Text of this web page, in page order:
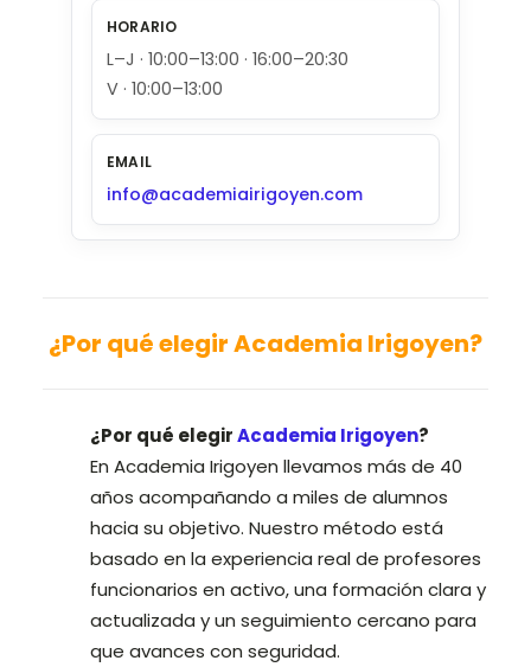
HORARIO
L–J · 10:00–13:00 · 16:00–20:30
V · 10:00–13:00
EMAIL
info@academiairigoyen.com
¿Por qué elegirAcademia Irigoyen?
¿Por qué elegirAcademia Irigoyen?
En Academia Irigoyen llevamos más de 40
años acompañando a miles de alumnos
hacia su objetivo. Nuestro método está
basado en la experiencia real de profesores
funcionarios en activo, una formación clara y
actualizada y un seguimiento cercano para
que avances con seguridad.